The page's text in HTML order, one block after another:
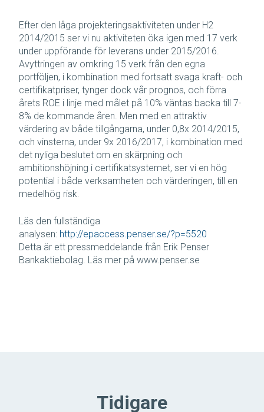
Efter den låga projekteringsaktiviteten under H2
2014/2015 ser vi nu aktiviteten öka igen med 17 verk
under uppförande för leverans under 2015/2016.
Avyttringen av omkring 15 verk från den egna
portföljen, i kombination med fortsatt svaga kraft- och
certifikatpriser, tynger dock vår prognos, och förra
årets ROE i linje med målet på 10% väntas backa till 7-
8% de kommande åren. Men med en attraktiv
värdering av både tillgångarna, under 0,8x 2014/2015,
och vinsterna, under 9x 2016/2017, i kombination med
det nyliga beslutet om en skärpning och
ambitionshöjning i certifikatsystemet, ser vi en hög
potential i både verksamheten och värderingen, till en
medelhög risk.
Läs den fullständiga
analysen: http://epaccess.penser.se/?p=5520
Detta är ett pressmeddelande från Erik Penser
Bankaktiebolag. Läs mer på www.penser.se
Tidigare